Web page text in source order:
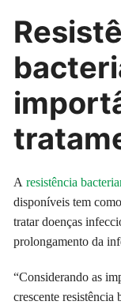
Aresistência
disponíveis tem
tratar doenças
prolongamento da
“Considerando as
crescente resistência